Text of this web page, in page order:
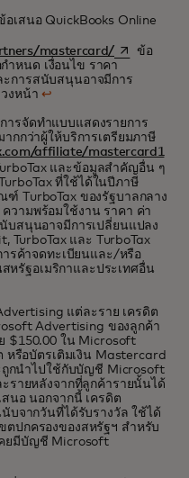
เสนอ QuickBooks Online
mastercard/opens in a
ข้อ
ำหนด เงื่อนไข ราคา
การสนับสนุนอาจมีการ
วงหน้า↩
ารจัดทำแบบแสดงรายการ
กกว่าผู้ให้บริการเตรียมภาษี
affiliate/mastercard1
และข้อมูลสำคัญอื่น ๆ
ที่ใช้ได้ในปีภาษี
TurboTax ของรัฐบาลกลาง
วามพร้อมใช้งาน ราคา ค่า
บสนุนอาจมีการเปลี่ยนแปลง
TurboTax และ TurboTax
ารค้าจดทะเบียนและ/หรือ
หรัฐอเมริกาและประเทศอื่น
แต่ละราย เครดิต
Advertising ของลูกค้า
$150.00 ใน Microsoft
หรือบัตรเติมเงิน Mastercard
ถูกนำไปใช้กับบัญชี Microsoft
รายหลังจากที่ลูกค้ารายนั้นได้
สนอ นอกจากนี้ เครดิต
บจากวันที่ได้รับรางวัล ใช้ได้
ตปกครองของสหรัฐฯ สำหรับ
คยมีบัญชี Microsoft